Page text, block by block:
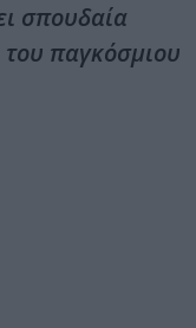
σπουδαία
παγκόσμιου